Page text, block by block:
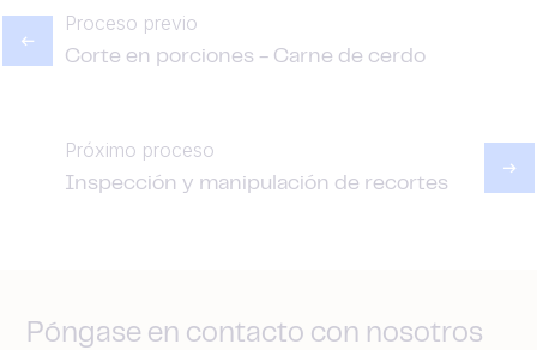
Proceso previo
Corte en porciones - Carne de cerdo
Próximo proceso
Inspección y manipulación de recortes
Póngase en contacto con nosotros